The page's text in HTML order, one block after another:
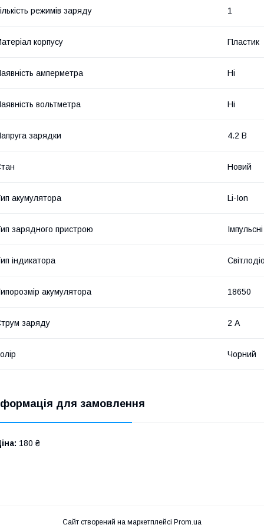
режимів заряду 1
корпусу Пластик
амперметра Ні
вольтметра Ні
зарядки 4.2 В
Новий
акумулятора Li-Ion
зарядного пристрою Імпульсні
індикатора
акумулятора 18650
заряду 2 А
Чорний
для замовлення
180 ₴
Сайт створений на маркетплейсі Prom.ua